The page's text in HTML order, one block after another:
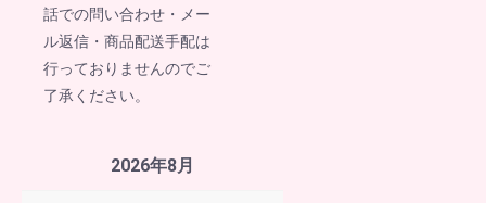
話での問い合わせ・メー
ル返信・商品配送手配は
行っておりませんのでご
了承ください。
2026年8月